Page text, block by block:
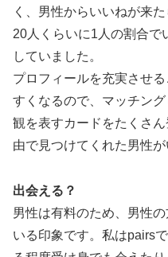
く、男性からいいねが来
20人くらいに1人の割合で
していました。
プロフィールを充実させ
すくなるので、マッチン
観を表すカードをたくさ
由で見つけてくれた男性が
出会える？
男性は有料のため、男性
いる印象です。私はpairs